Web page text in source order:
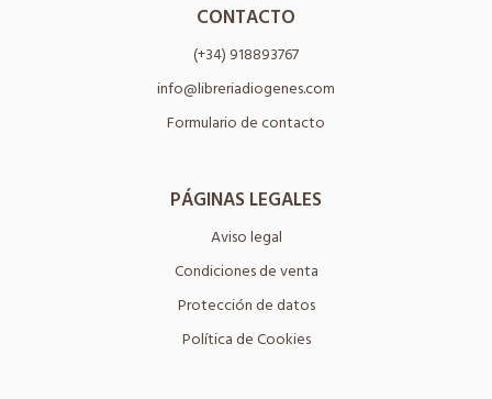
CONTACTO
(+34) 918893767
info@libreriadiogenes.com
Formulario de contacto
PÁGINAS LEGALES
Aviso legal
Condiciones de venta
Protección de datos
Política de Cookies